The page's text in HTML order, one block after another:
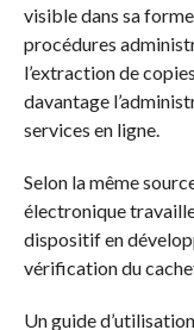
visible dans sa
procédures
l’extraction de
davantage
services en ligne.
Selon la même
électronique
dispositif en
vérification du
Un guide